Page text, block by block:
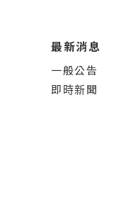
最新消息
一般公告
即時新聞